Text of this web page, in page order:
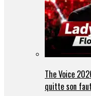
The Voice
quitte son